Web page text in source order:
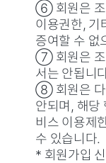
⑥ 회원은 조
이용권한, 기
증여할 수 없
⑦ 회원은 조
서는 안됩니
⑧ 회원은 다
안되며, 해당
비스 이용제
수 있습니다.
* 회원가입